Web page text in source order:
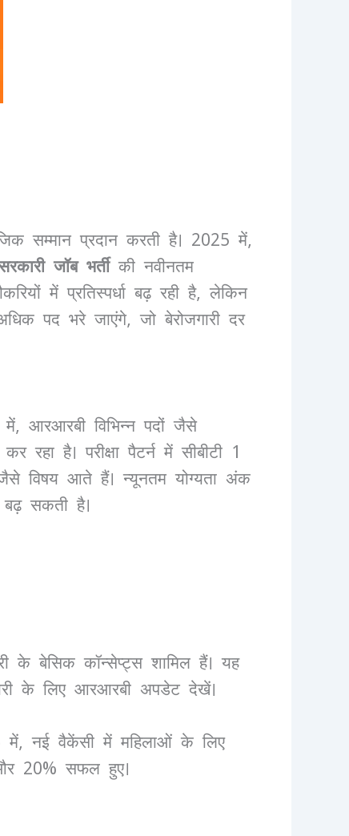
सम्मान प्रदान करती है। 2025 में,
जॉब भर्तीकी नवीनतम
में प्रतिस्पर्धा बढ़ रही है, लेकिन
पद भरे जाएंगे, जो बेरोजगारी दर
आरआरबी विभिन्न पदों जैसे
है। परीक्षा पैटर्न में सीबीटी 1
विषय आते हैं। न्यूनतम योग्यता अंक
सकती है।
के बेसिक कॉन्सेप्ट्स शामिल हैं। यह
के लिए आरआरबी अपडेट देखें।
में, नई वैकेंसी में महिलाओं के लिए
20% सफल हुए।